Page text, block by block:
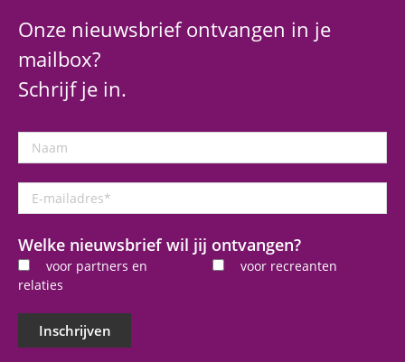
Onze nieuwsbrief ontvangen in je
mailbox?
Schrijf je in.
Naam
mailadres
Welke nieuwsbrief wil jij ontvangen?
voor partners en
relaties
voor recreanten
Inschrijven